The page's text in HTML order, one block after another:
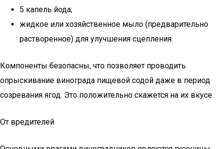
5 капель йода;
жидкое или хозяйственное мыло (предварительно
растворенное) для улучшения сцепления.
Компоненты безопасны, что позволяет проводить
опрыскивание винограда пищевой содой даже в период
созревания ягод. Это положительно скажется на их вкусе.
От вредителей